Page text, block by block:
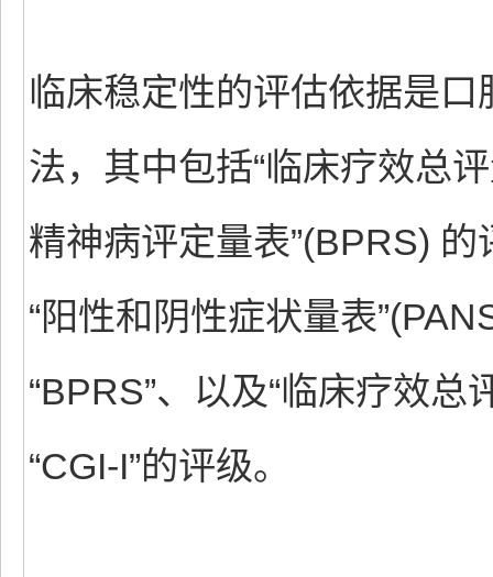
临床稳定性的评估依据是
法，其中包括“临床疗效总
精神病评定量表”(BPRS)
“阳性和阴性症状量表
“BPRS”、以及“临床疗效
“CGI-I”的评级。